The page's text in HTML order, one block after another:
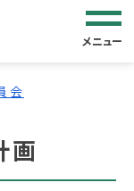
メニュー
会
画